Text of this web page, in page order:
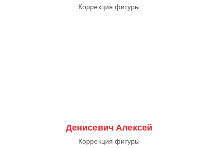
Коррекция фигуры
Денисевич Алексей
Коррекция фигуры